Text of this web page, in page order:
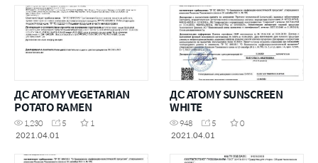
ДС ATOMY VEGETARIAN
POTATO RAMEN
1,230 5
1
2021.04.01
ДС ATOMY SUNSCREEN
WHITE
948 5
0
2021.04.01